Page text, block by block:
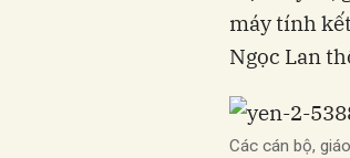
máy tính
Ngọc Lan
Các cán bộ,